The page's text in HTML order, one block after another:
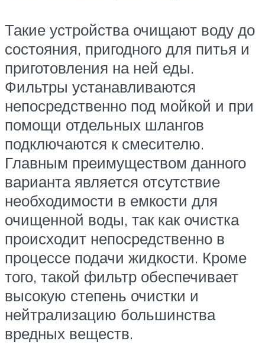
Такие устройства очищают воду до
состояния, пригодного для питья и
приготовления на ней еды.
Фильтры устанавливаются
непосредственно под мойкой и при
помощи отдельных шлангов
подключаются к смесителю.
Главным преимуществом данного
варианта является отсутствие
необходимости в емкости для
очищенной воды, так как очистка
происходит непосредственно в
процессе подачи жидкости. Кроме
того, такой фильтр обеспечивает
высокую степень очистки и
нейтрализацию большинства
вредных веществ.